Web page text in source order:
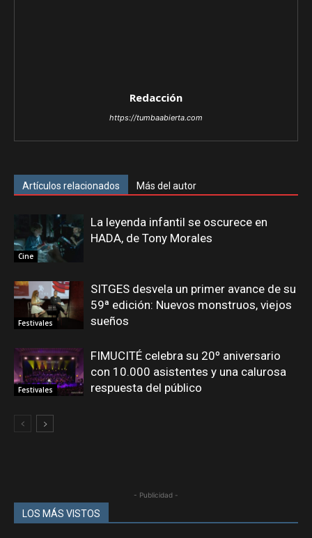
Redacción
https://tumbaabierta.com
Artículos relacionados Más del autor
Cine
La leyenda infantil se oscurece en
HADA, de Tony Morales
Festivales
SITGES desvela un primer avance de su
59ª edición: Nuevos monstruos, viejos
sueños
Festivales
FIMUCITÉ celebra su 20º aniversario
con 10.000 asistentes y una calurosa
respuesta del público
- Publicidad -
LOS MÁS VISTOS